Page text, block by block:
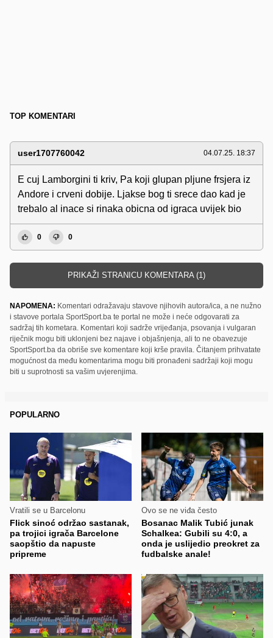
TOP KOMENTARI
user1707760042 04.07.25. 18:37
E cuj Lamborgini ti kriv, Pa koji glupan pljune frsjera iz
Andore i crveni dobije. Ljakse bog ti srece dao kad je
trebalo al inace si rinaka obicna od igraca uvijek bio
0 0
PRIKAŽI STRANICU KOMENTARA (1)
NAPOMENA: Komentari odražavaju stavove njihovih autora/ica, a ne nužno
i stavove portala SportSport.ba te portal ne može i neće odgovarati za
sadržaj tih kometara. Komentari koji sadrže vrijeđanja, psovanja i vulgaran
riječnik mogu biti uklonjeni bez najave i objašnjenja, ali to ne obavezuje
SportSport.ba da obriše sve komentare koji krše pravila. Čitanjem prihvatate
mogućnost da među komentarima mogu biti pronađeni sadržaji koji mogu
biti u suprotnosti sa vašim uvjerenjima.
POPULARNO
Vratili se u Barcelonu
Flick sinoć održao sastanak,
pa trojici igrača Barcelone
saopštio da napuste
pripreme
Ovo se ne viđa često
Bosanac Malik Tubić junak
Schalkea: Gubili su 4:0, a
onda je uslijedio preokret za
fudbalske anale!